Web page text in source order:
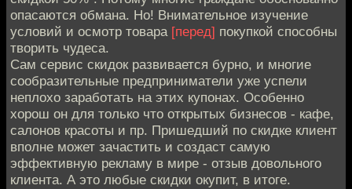
опасаются обмана. Но! Внимательное изучение
условий и осмотр товара [перед] покупкой способны
творить чудеса.
Сам сервис скидок развивается бурно, и многие
сообразительные предприниматели уже успели
неплохо заработать на этих купонах. Особенно
хорош он для только что открытых бизнесов - кафе,
салонов красоты и пр. Пришедший по скидке клиент
вполне может зачастить и создаст самую
эффективную рекламу в мире - отзыв довольного
клиента. А это любые скидки окупит, в итоге.